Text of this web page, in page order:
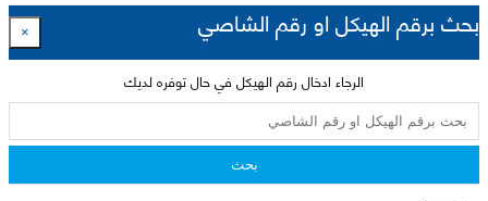
بحث برقم الهيكل او رقم الشاصي ×
الرجاء ادخال رقم الهيكل في حال توفره لديك
بحث